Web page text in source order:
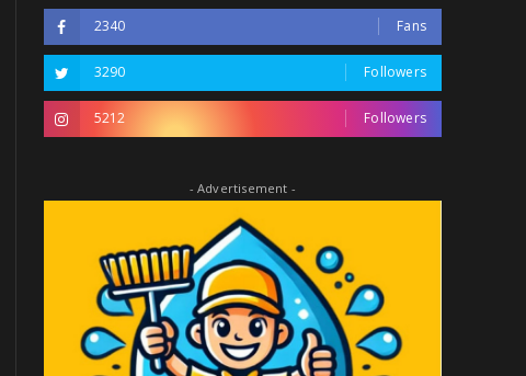
2340 Fans
3290 Followers
5212 Followers
- Advertisement -